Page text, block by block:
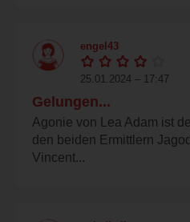
engel43
25.01.2024 – 17:47
Gelungen...
Agonie von Lea Adam ist
den beiden Ermittlern
Vincent...